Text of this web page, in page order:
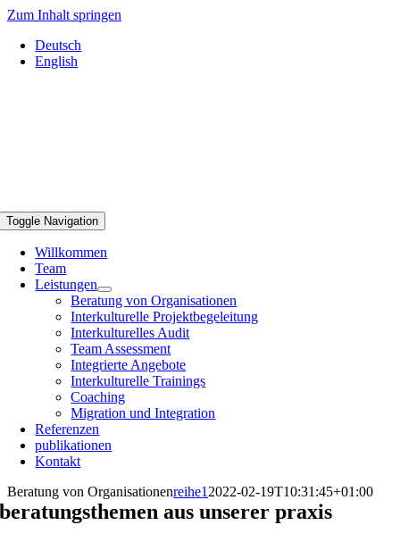
Zum Inhalt springen
Deutsch
English
Toggle Navigation
Willkommen
Team
Leistungen
Beratung von Organisationen
Interkulturelle Projektbegeleitung
Interkulturelles Audit
Team Assessment
Integrierte Angebote
Interkulturelle Trainings
Coaching
Migration und Integration
Referenzen
publikationen
Kontakt
Beratung von Organisationenreihe1 2022-02-19T10:31:45+01:00
beratungsthemen aus unserer praxis